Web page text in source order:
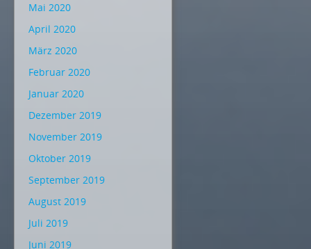
Mai 2020
April 2020
März 2020
Februar 2020
Januar 2020
Dezember 2019
November 2019
Oktober 2019
September 2019
August 2019
Juli 2019
Juni 2019